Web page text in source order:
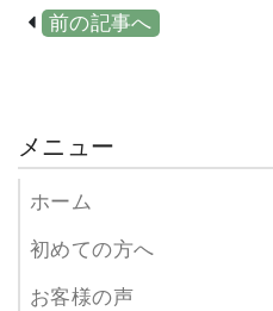
前の記事へ
メニュー
ホーム
初めての方へ
お客様の声